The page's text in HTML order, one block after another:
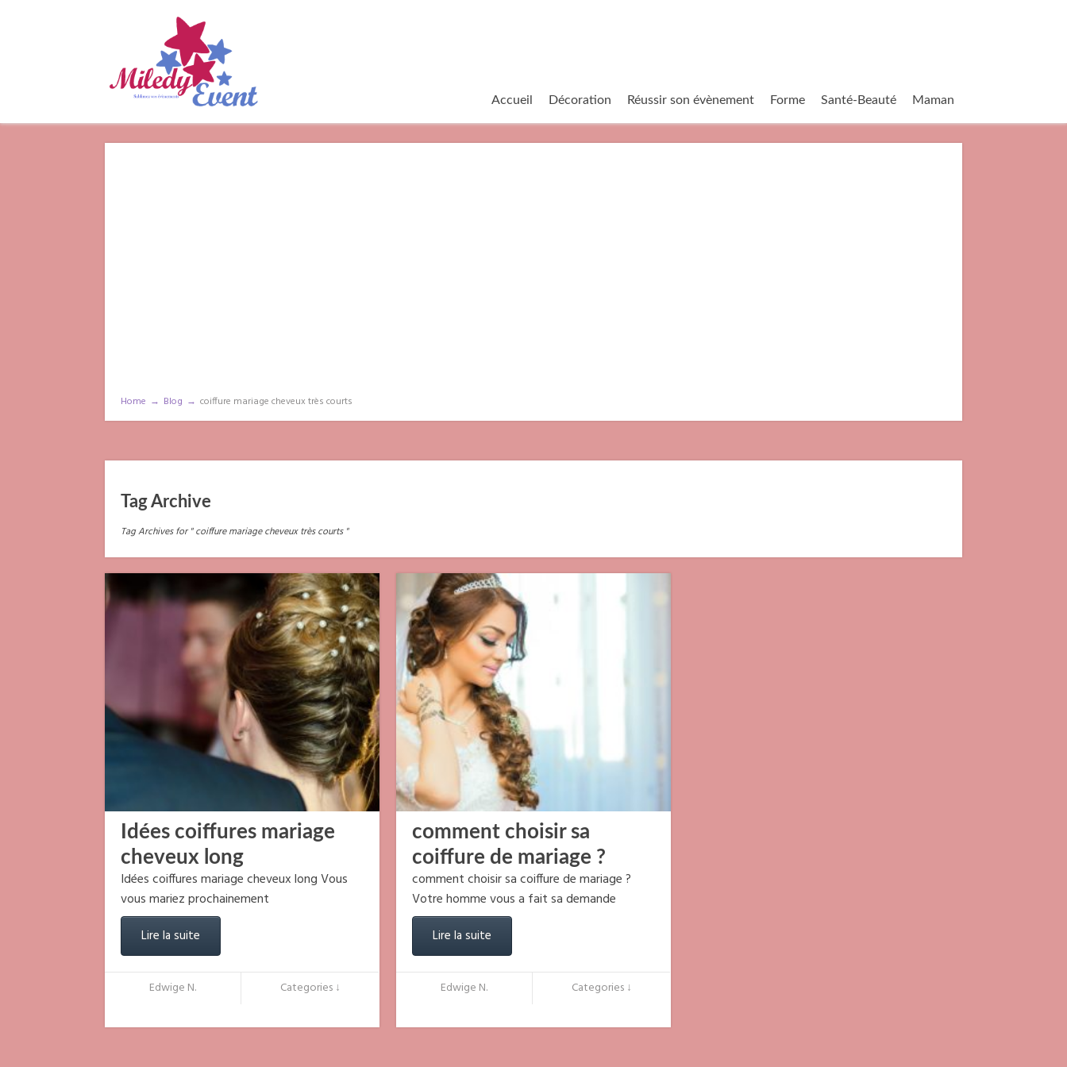
Accueil Décoration Réussir son évènement Forme Santé-Beauté Maman
Home → Blog → coiffure mariage cheveux très courts
Tag Archive
Tag Archives for " coiffure mariage cheveux très courts "
Idées coiffures mariage
cheveux long
Idées coiffures mariage cheveux long Vous
vous mariez prochainement
Lire la suite
Edwige N. Categories ↓
comment choisir sa
coiffure de mariage ?
comment choisir sa coiffure de mariage ?
Votre homme vous a fait sa demande
Lire la suite
Edwige N. Categories ↓